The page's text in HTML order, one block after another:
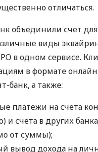
отличаться.
объединили счет
виды
в одном сервисе.
в формате
банк, а также:
платежи на счета
и счета в других
от суммы);
вывод дохода на